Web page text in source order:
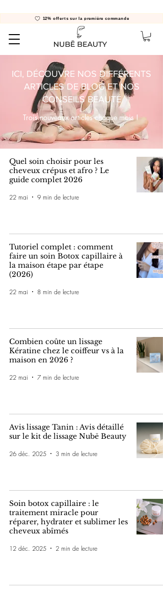
12% offerts sur la première commande
ICI, DÉCOUVRE NOS DIFFÉRENTS
ARTICLES DE BLOG ET NOS
CONSEILS BEAUTÉ
Trois nouveaux articles chaque mois !
Quel soin choisir pour les
cheveux crépus et afro ? Le
guide complet 2026
22 mai 9 min de lecture
Tutoriel complet : comment
faire un soin Botox capillaire à
la maison étape par étape
(2026)
22 mai 8 min de lecture
Combien coûte un lissage
Kératine chez le coiffeur vs à la
maison en 2026 ?
22 mai 7 min de lecture
Avis lissage Tanin : Avis détaillé
sur le kit de lissage Nubē Beauty
26 déc. 2025 3 min de lecture
Soin botox capillaire : le
traitement miracle pour
réparer, hydrater et sublimer les
cheveux abîmés
12 déc. 2025 2 min de lecture